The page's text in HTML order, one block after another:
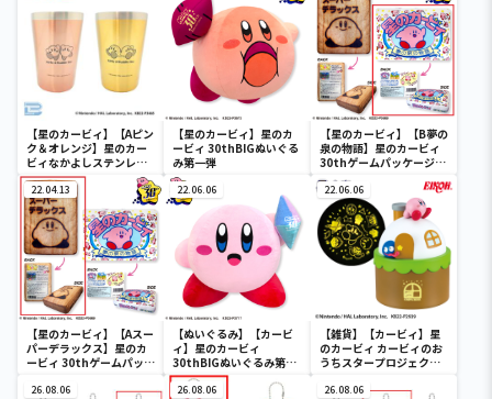
【星のカービィ】【Aピン
ク＆オレンジ】星のカー
ビィなかよしステンレス
ペアタンブラー
【星のカービィ】星のカ
ービィ 30thBIGぬいぐる
み第一弾
【星のカービィ】【B夢の
泉の物語】星のカービィ
30thゲームパッケージク
ッション
22.04.13
【星のカービィ】【Aスー
パーデラックス】星のカ
ービィ 30thゲームパッケ
22.06.06
【ぬいぐるみ】【カービ
ィ】星のカービィ
30thBIGぬいぐるみ第二
弾
22.06.06
【雑貨】【カービィ】星
のカービィ カービィのお
うちスタープロジェクタ
26.08.06 26.08.06 26.08.06